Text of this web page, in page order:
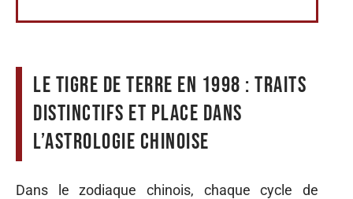
Le tigre de terre en 1998 : traits
distinctifs et place dans
l’astrologie chinoise
Dans le zodiaque chinois, chaque cycle de